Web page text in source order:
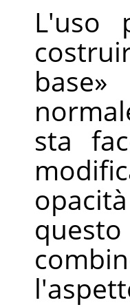
L'uso
base»
sta